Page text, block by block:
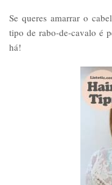
Se queres amarrar o
tipo de rabo-de-cavalo é
há!